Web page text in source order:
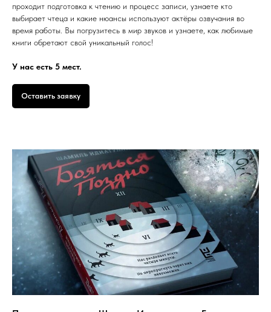
проходит подготовка к чтению и процесс записи, узнаете кто
выбирает чтеца и какие нюансы используют актёры озвучания во
время работы. Вы погрузитесь в мир звуков и узнаете, как любимые
книги обретают свой уникальный голос!
У нас есть 5 мест.
Оставить заявку